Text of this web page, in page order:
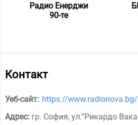
Радио Енерджи
90-те
Контакт
Уеб-сайт: https://www.radionova.bg/
Адрес: гр. София, ул.”Рикардо